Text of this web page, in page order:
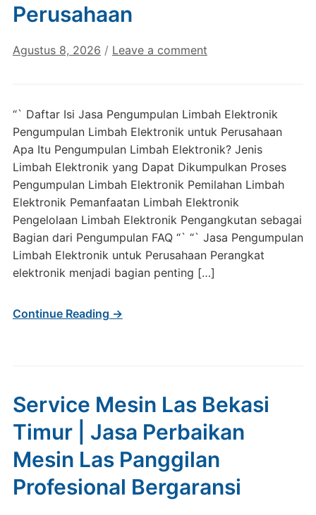
Perusahaan
Agustus 8, 2026 / Leave a comment
“` Daftar Isi Jasa Pengumpulan Limbah Elektronik
Pengumpulan Limbah Elektronik untuk Perusahaan
Apa Itu Pengumpulan Limbah Elektronik? Jenis
Limbah Elektronik yang Dapat Dikumpulkan Proses
Pengumpulan Limbah Elektronik Pemilahan Limbah
Elektronik Pemanfaatan Limbah Elektronik
Pengelolaan Limbah Elektronik Pengangkutan sebagai
Bagian dari Pengumpulan FAQ “` “` Jasa Pengumpulan
Limbah Elektronik untuk Perusahaan Perangkat
elektronik menjadi bagian penting […]
Continue Reading →
Service Mesin Las Bekasi
Timur | Jasa Perbaikan
Mesin Las Panggilan
Profesional Bergaransi